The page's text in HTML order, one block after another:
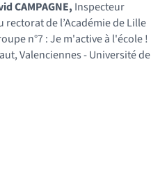
CAMPAGNE, Inspecteur
rectorat de l’Académie de Lille
n°7 : Je m'active à l'école !
Valenciennes - Université de